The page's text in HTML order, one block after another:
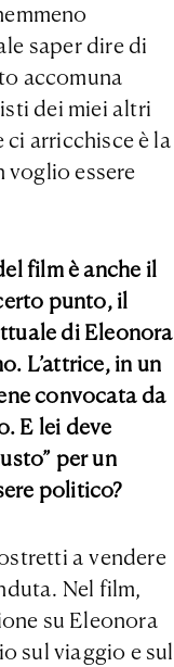
saper dire di
accomuna
dei miei altri
arricchisce è la
voglio essere
film è anche il
punto, il
di Eleonora
L’attrice, in un
convocata da
E lei deve
per un
politico?
a vendere
Nel film,
su Eleonora
sul viaggio e sul